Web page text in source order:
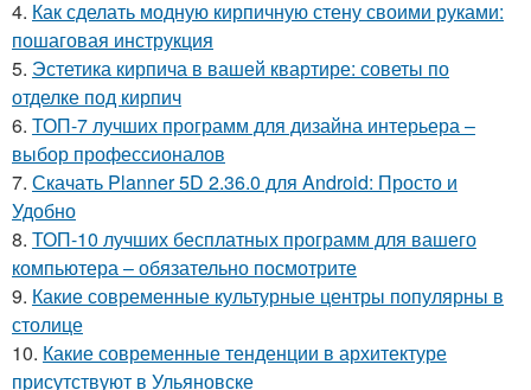
4. Как сделать модную кирпичную стену своими руками:
пошаговая инструкция
5. Эстетика кирпича в вашей квартире: советы по
отделке под кирпич
6. ТОП-7 лучших программ для дизайна интерьера –
выбор профессионалов
7. Скачать Planner 5D 2.36.0 для Android: Просто и
Удобно
8. ТОП-10 лучших бесплатных программ для вашего
компьютера – обязательно посмотрите
9. Какие современные культурные центры популярны в
столице
10. Какие современные тенденции в архитектуре
присутствуют в Ульяновске